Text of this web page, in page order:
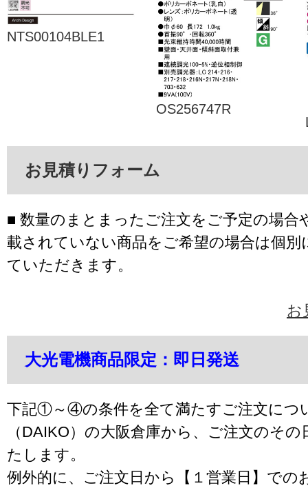
NTS00104BLE1
OS256747R
お見積りフォーム
■ 数量のまとまったご注文をご予定の場合
載されていない商品をご希望の場合は個別
ていただきます。
お
大光電機商品限定：即日発送
下記①～④の条件を全て満たすご注文につ
（DAIKO）の大阪倉庫から、ご注文のそ
たします。
例外的に、ご注文日から【１営業日】での